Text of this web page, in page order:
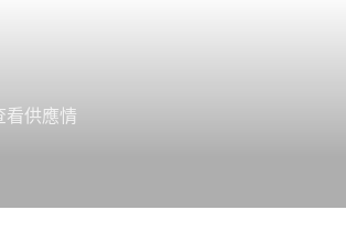
供應情